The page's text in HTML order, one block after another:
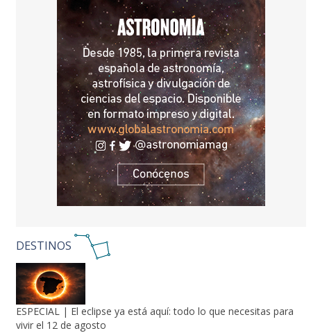
DESTINOS
ESPECIAL | El eclipse ya está aquí: todo lo que necesitas para
vivir el 12 de agosto